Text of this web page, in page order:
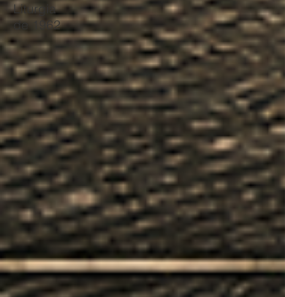
Liturgia
de 1962